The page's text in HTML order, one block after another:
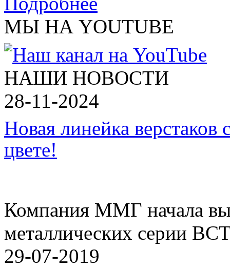
МЫ НА YOUTUBE
НАШИ НОВОСТИ
28-11-2024
Новая линейка
цвете!
Компания ММГ начала
металлических серии
29-07-2019